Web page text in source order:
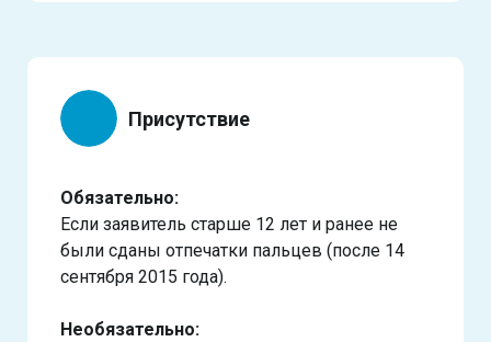
Присутствие
Обязательно:
Если заявитель старше 12 лет и ранее не
были сданы отпечатки пальцев (после 14
сентября 2015 года).
Необязательно: